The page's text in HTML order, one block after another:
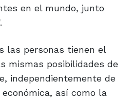
en el mundo, junto
las personas tienen el
mismas posibilidades de
independientemente de
así como la